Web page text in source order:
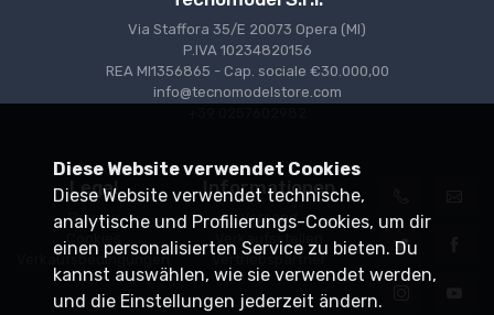
Via Staffora 35/E 20073 Opera (MI)
P.IVA 10234820156
REA MI1356865 - Cap. sociale €30.000,00
info@tecnomodelstore.com
Legal
Privacy
Cookies
Verkaufsbedingungen
Informationen
Versand
Verkaufsstellen
Vertriebspartner
Diese Website verwendet Cookies
Diese Website verwendet technische,
analytische und Profilierungs-Cookies, um dir
einen personalisierten Service zu bieten. Du
kannst auswählen, wie sie verwendet werden,
und die Einstellungen jederzeit ändern.